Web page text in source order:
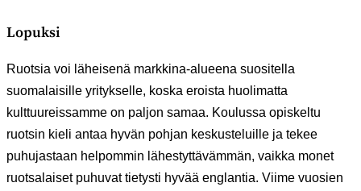
Lopuksi
Ruotsia voi läheisenä markkina-alueena suositella
suomalaisille yritykselle, koska eroista huolimatta
kulttuureissamme on paljon samaa. Koulussa opiskeltu
ruotsin kieli antaa hyvän pohjan keskusteluille ja tekee
puhujastaan helpommin lähestyttävämmän, vaikka monet
ruotsalaiset puhuvat tietysti hyvää englantia. Viime vuosien